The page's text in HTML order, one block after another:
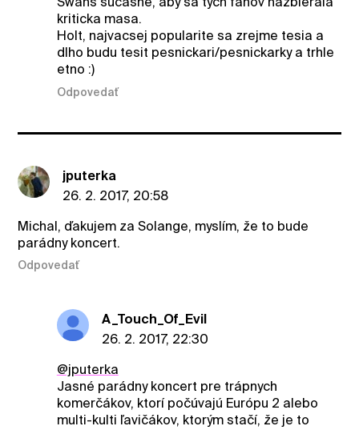
kriticka masa.
Holt, najvacsej popularite sa zrejme tesia a
dlho budu tesit pesnickari/pesnickarky a trhle
etno :)
Odpovedať
jputerka
26. 2. 2017, 20:58
Michal, ďakujem za Solange, myslím, že to bude
parádny koncert.
Odpovedať
A_Touch_Of_Evil
26. 2. 2017, 22:30
@jputerka
Jasné parádny koncert pre trápnych
komerčákov, ktorí počúvajú Európu 2 alebo
multi-kulti ľavičákov, ktorým stačí, že je to